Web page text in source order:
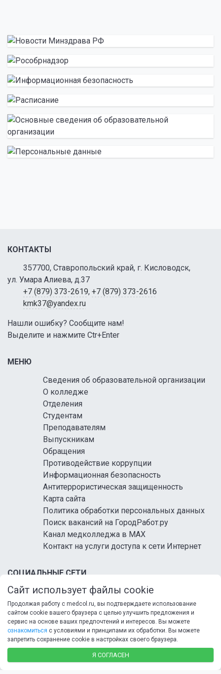
КОНТАКТЫ
357700, Ставропольский край, г. Кисловодск,
ул. Умара Алиева, д.37
+7 (879) 373-2619, +7 (879) 373-2616
kmk37@yandex.ru
Нашли ошибку? Сообщите нам!
Выделите и нажмите Ctr+Enter
МЕНЮ
Сведения об образовательной организации
О колледже
Отделения
Студентам
Преподавателям
Выпускникам
Обращения
Противодействие коррупции
Информационная безопасность
Антитеррористическая защищенность
Карта сайта
Политика обработки персональных данных
Поиск вакансий на ГородРабот.ру
Канал медколледжа в MAX
Контакт на услуги доступа к сети Интернет
СОЦИАЛЬНЫЕ СЕТИ
© 2026 ФГБ ПОУ «Кисловодский медицинский
колледж» Минздрава России
Сайт использует файлы cookie
Продолжая работу с medcol.ru, вы подтверждаете использование
сайтом cookie вашего браузера с целью улучшить предложения и
сервис на основе ваших предпочтений и интересов. Вы можете
ознакомиться с условиями и принципами их обработки. Вы можете
запретить сохранение cookie в настройках своего браузера.
Я СОГЛАСЕН